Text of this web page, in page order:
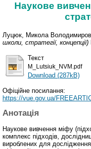
Наукове
Луцюк, Микола
школи, стратегії, концепції)
Текст
M_Lutsiuk_NVM.pdf
Download (287kB)
Офіційне посилання:
https://vue.gov.ua/
Анотація
Наукове вивчення міфу
комплекс підходів,
вироблених для